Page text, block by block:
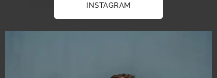
INSTAGRAM